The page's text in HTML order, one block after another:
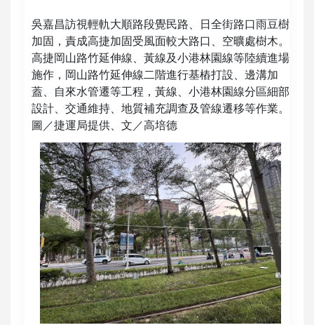
吳嘉昌訪視輕軌大順路段覺民路、日全街路口雨豆樹
加固，責成高捷加固受風面較大路口、空曠處樹木。
高捷岡山路竹延伸線、黃線及小港林園線等陸續進場
施作，岡山路竹延伸線二階進行基樁打設、邊溝加
蓋、自來水管遷等工程，黃線、小港林園線分區細部
設計、交通維持、地質補充調查及管線遷移等作業。
圖／捷運局提供、文／高培德